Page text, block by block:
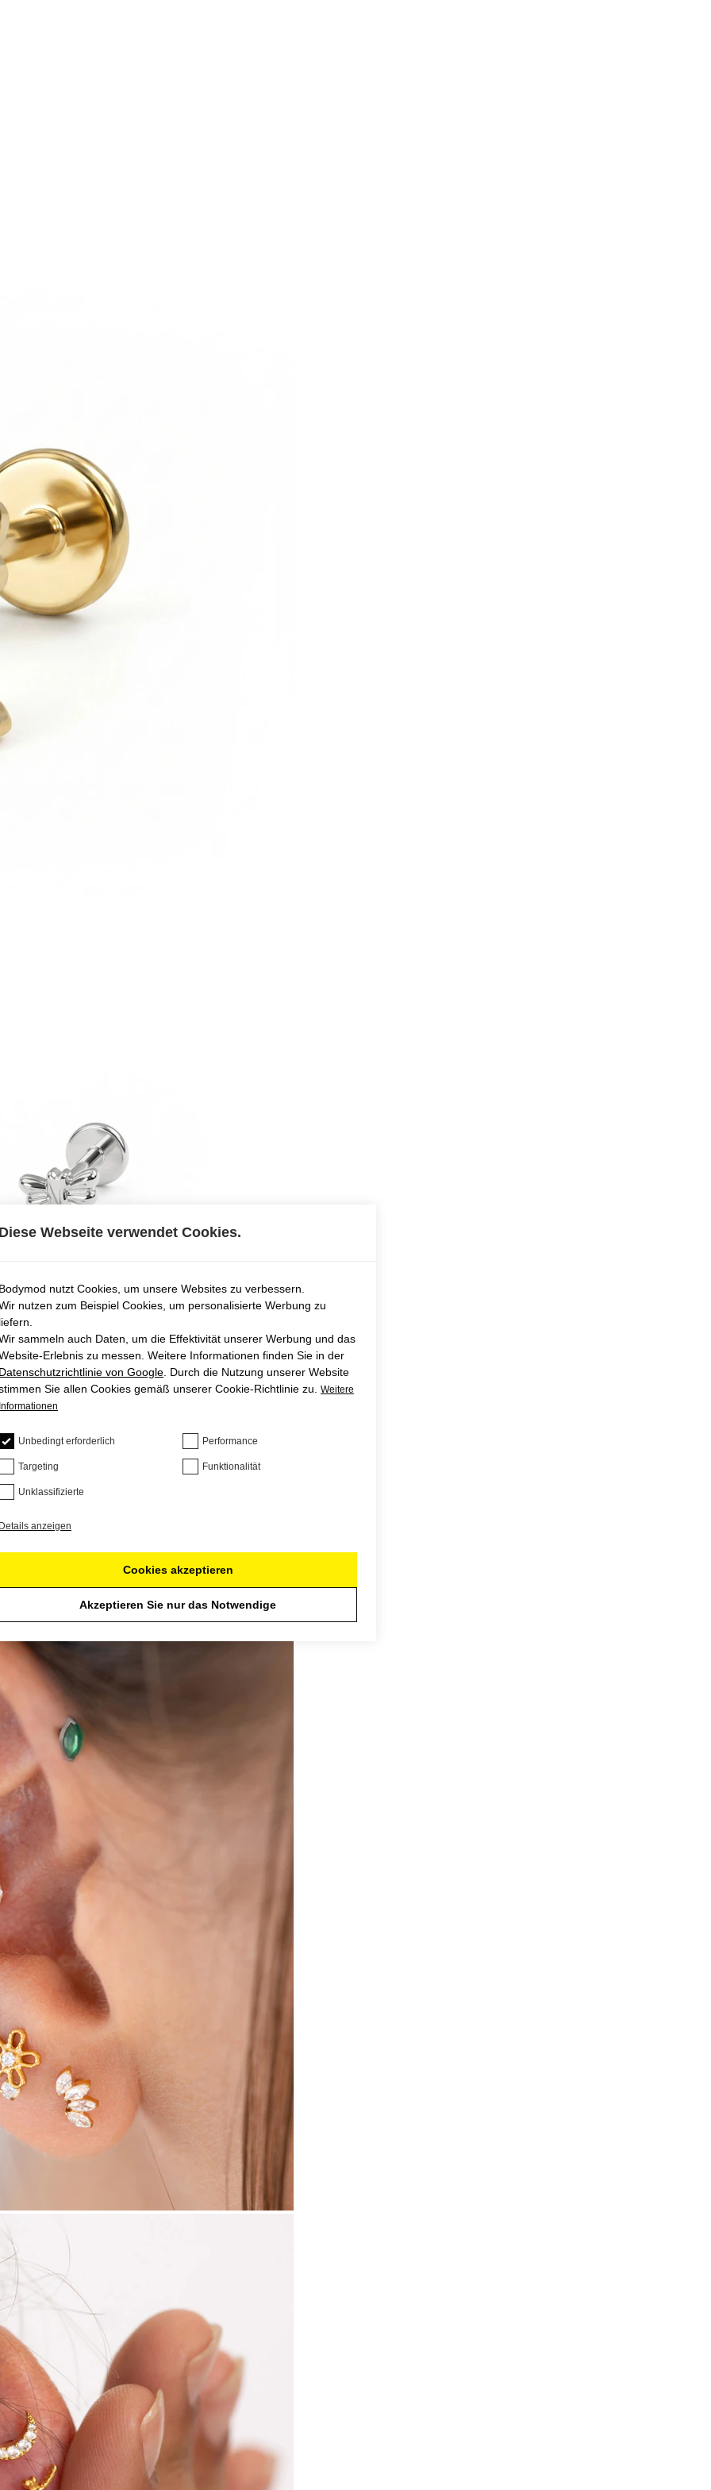
Webseite verwendet Cookies.
nutzt Cookies, um unsere Websites zu verbessern.
nutzen zum Beispiel Cookies, um personalisierte Werbung zu
sammeln auch Daten, um die Effektivität unserer Werbung und das
Erlebnis zu messen. Weitere Informationen finden Sie in der
von Google . Durch die Nutzung unserer Website
Sie allen Cookies gemäß unserer Cookie-Richtlinie zu. Weitere
Unbedingt erforderlich Performance
Targeting Funktionalität
Unklassifizierte
anzeigen
Cookies akzeptieren
Akzeptieren Sie nur das Notwendige